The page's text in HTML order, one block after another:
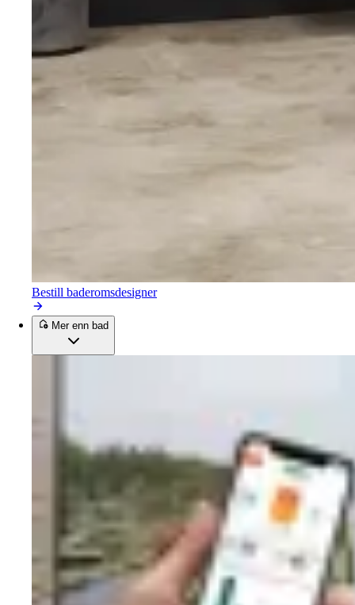
Bestill baderomsdesigner
Mer enn bad